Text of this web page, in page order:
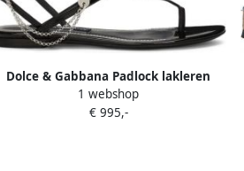
Dolce & Gabbana Padlock lakleren
sandalen Zwart
1 webshop
€ 995,-